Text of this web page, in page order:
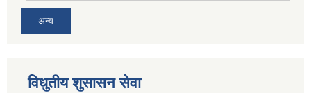
अन्य
विधुतीय शुसासन सेवा